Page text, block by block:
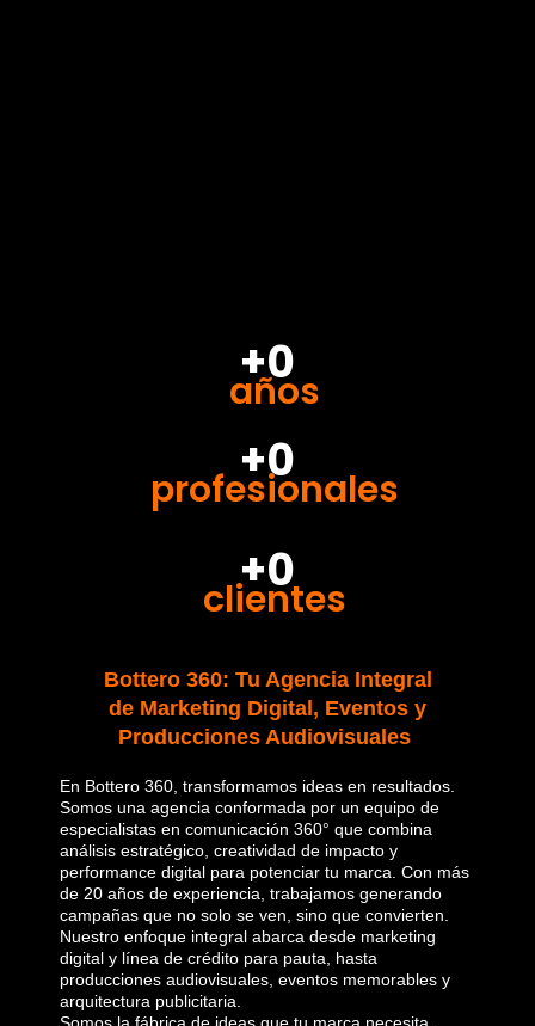
+0
años
+0
profesionales
+0
clientes
Bottero 360: Tu Agencia Integral
de Marketing Digital, Eventos y
Producciones Audiovisuales
En Bottero 360, transformamos ideas en resultados.
Somos una agencia conformada por un equipo de
especialistas en comunicación 360° que combina
análisis estratégico, creatividad de impacto y
performance digital para potenciar tu marca. Con más
de 20 años de experiencia, trabajamos generando
campañas que no solo se ven, sino que convierten.
Nuestro enfoque integral abarca desde marketing
digital y línea de crédito para pauta, hasta
producciones audiovisuales, eventos memorables y
arquitectura publicitaria.